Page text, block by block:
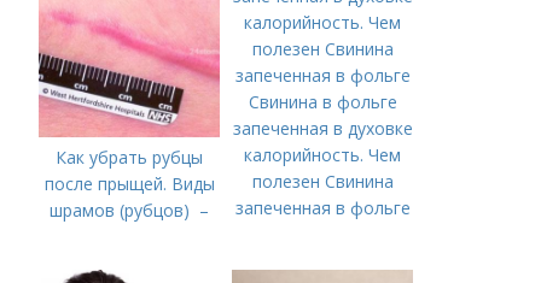
Как убрать рубцы
после прыщей. Виды
шрамов (рубцов) –
Свинина в фольге
запеченная в духовке
калорийность. Чем
полезен Свинина
запеченная в фольге